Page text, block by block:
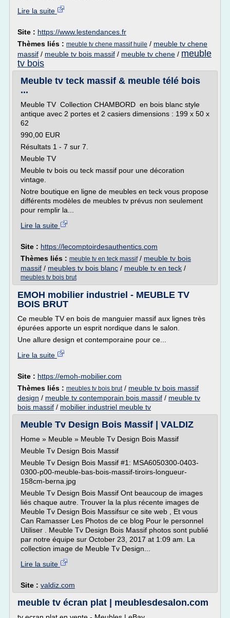
Lire la suite
Site : https://www.lestendances.fr
Thèmes liés : meuble tv chene massif huile / meuble tv chene
massif / meuble tv bois massif / meuble tv chene / meuble
tv bois
Meuble tv teck massif & meuble télé bois
...
Meuble TV Collection CHAMBORD en bois blanc style
antique avec 2 portes et 2 casiers dimensions : 199 x 50 x
62
990,00 EUR
Résultats 1 - 7 sur 7.
Meuble TV
Meuble tv bois ou teck massif pour une décoration
vintage.
Notre boutique en ligne de meubles en teck vous propose
différents modèles de meubles tv prévus non seulement
pour remplir la...
Lire la suite
Site : https://lecomptoirdesauthentics.com
Thèmes liés : meuble tv en teck massif/ meuble tv bois
massif / meubles tv bois blanc / meuble tv en teck /
meubles tv bois brut
EMOH mobilier industriel - MEUBLE TV
BOIS BRUT
Ce meuble TV en bois de manguier massif aux lignes très
épurées apporte un esprit nordique dans le salon.
Une allure design et contemporaine pour ce...
Lire la suite
Site : https://emoh-mobilier.com
Thèmes liés : meubles tv bois brut/ meuble tv bois massif
design / meuble tv contemporain bois massif / meuble tv
bois massif / mobilier industriel meuble tv
Meuble Tv Design Bois Massif | VALDIZ
Home » Meuble » Meuble Tv Design Bois Massif
Meuble Tv Design Bois Massif
Meuble Tv Design Bois Massif #1: MSA6050300-0403-
0300-p00-meuble-bas-bois-massif-tiroirs-longueur-
158cm-berna.jpg
Meuble Tv Design Bois Massif Ont beaucoup de images
liés chaque autre. Trouver la la plus récente images de
Meuble Tv Design Bois Massifsur ce site web , Et vous
Can Ramasser Les Photos de ce blog Pour le personnel
Utiliser . Meuble Tv Design Bois Massif photos sont publié
par notre équipe sur October 23, 2017 at 1:09 am. La
collection image de Meuble Tv Design...
Lire la suite
Site : valdiz.com
meuble tv écran plat | meublesdesalon.com